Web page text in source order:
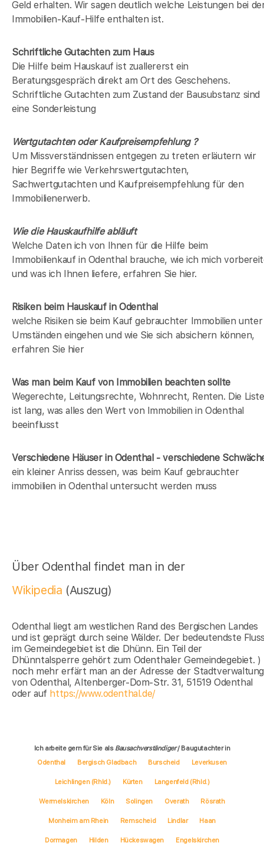
Geld erhalten. Wir sagen deutlich welche Leistungen bei
Immobilien-Kauf-Hilfe enthalten ist.
Schriftliche Gutachten zum Haus
Die Hilfe beim Hauskauf ist zuallererst ein
Beratungsgespräch direkt am Ort des Geschehens.
Schriftliche Gutachten zum Zustand der Bausubstanz sind
eine Sonderleistung
Wertgutachten oder Kaufpreisempfehlung ?
Um Missverständnissen entgegen zu treten erläutern wir
hier Begriffe wie Verkehrswertgutachten,
Sachwertgutachten und Kaufpreisempfehlung für den
Immobilienerwerb.
Wie die Hauskaufhilfe abläuft
Welche Daten ich von Ihnen für die Hilfe beim
Immobilienkauf in Odenthal brauche, wie ich mich
und was ich Ihnen liefere, erfahren Sie hier.
Risiken beim Hauskaufin Odenthal
welche Risiken sie beim Kauf gebrauchter Immobilien unter
Umständen eingehen und wie Sie sich absichern können,
erfahren Sie hier
Was man beim Kauf von Immobilien beachten sollte
Wegerechte, Leitungsrechte, Wohnrecht, Renten. Die Liste
ist lang, was alles den Wert von Immobilien in Odenthal
beeinflusst
Verschiedene Häuser in Odenthal - verschiedene
ein kleiner Anriss dessen, was beim Kauf gebrauchter
immobilien in Odenthal untersucht werden muss
Über Odenthal findet man in der
Wikipedia (Auszug)
Odenthal liegt am westlichen Rand des Bergischen Landes
und ist geprägt durch seine Wälder. Der bedeutendste
im Gemeindegebiet ist die Dhünn. Ein Teil der
Dhünntalsperre gehört zum Odenthaler Gemeindegebiet. )
noch mehr erfärt man an der Adresse der Stadtverwaltung
von Odenthal, Altenberger-Dom-Str. 31, 51519 Odenthal
oder auf https://www.odenthal.de/
Ich arbeite gern für Sie als Bausachverständiger/ Baugutachter in
Odenthal
Bergisch Gladbach Burscheid Leverkusen
Leichlingen (Rhld.) Kürten Langenfeld (Rhld.)
Wermelskirchen Köln Solingen Overath Rösrath
Monheim am Rhein Remscheid Lindlar Haan
Dormagen Hilden Hückeswagen Engelskirchen